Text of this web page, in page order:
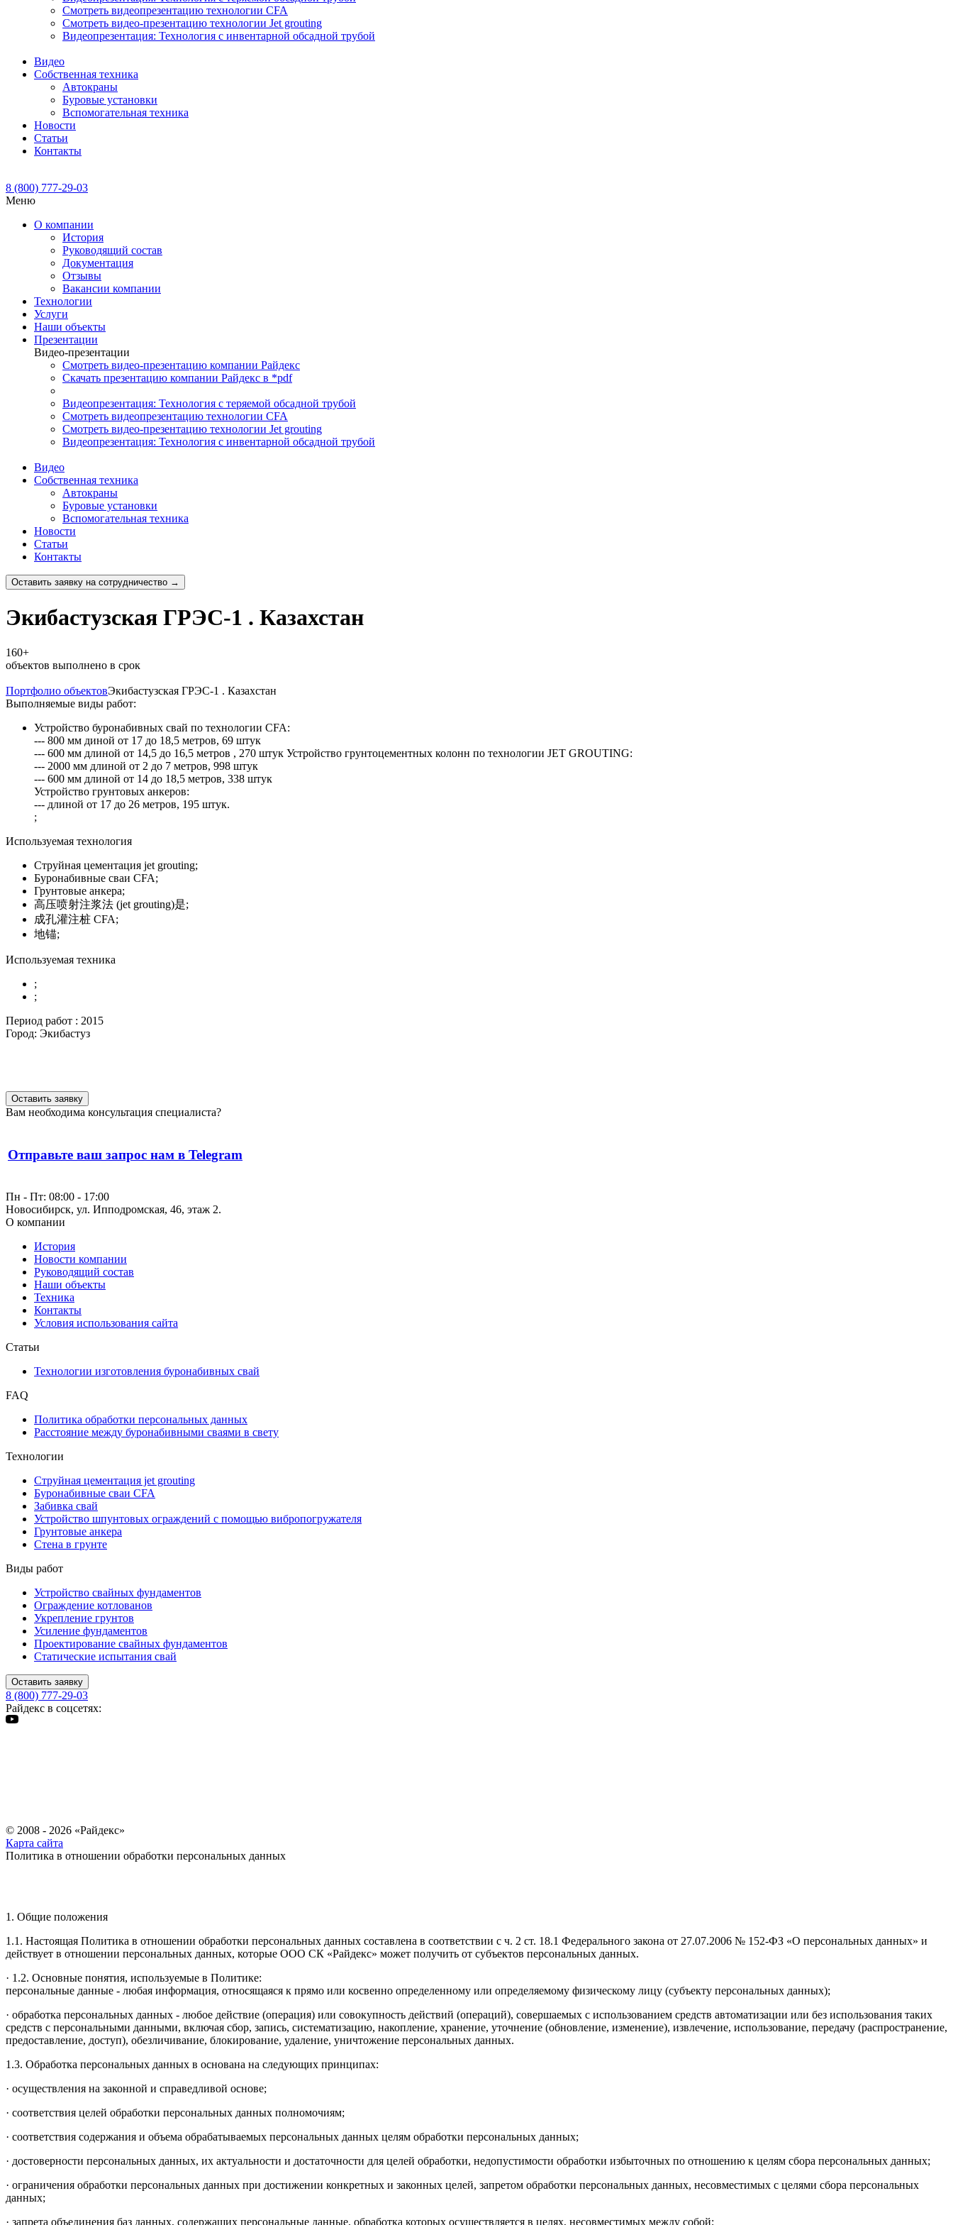
Смотреть видеопрезентацию технологии CFA
Смотреть видео-презентацию технологии Jet grouting
Видеопрезентация: Технология с инвентарной обсадной трубой
Видео
Собственная техника
Автокраны
Буровые установки
Вспомогательная техника
Новости
Статьи
Контакты
8 (800) 777-29-03
Меню
О компании
История
Руководящий состав
Документация
Отзывы
Вакансии компании
Технологии
Услуги
Наши объекты
Презентации
Видео-презентации
Смотреть видео-презентацию компании Райдекс
Скачать презентацию компании Райдекс в *pdf
Видеопрезентация: Технология с теряемой обсадной трубой
Смотреть видеопрезентацию технологии CFA
Смотреть видео-презентацию технологии Jet grouting
Видеопрезентация: Технология с инвентарной обсадной трубой
Видео
Собственная техника
Автокраны
Буровые установки
Вспомогательная техника
Новости
Статьи
Контакты
Оставить заявку на сотрудничество →
Экибастузская ГРЭС-1 . Казахстан
160+
объектов выполнено в срок
Портфолио объектовЭкибастузская ГРЭС-1 . Казахстан
Выполняемые виды работ:
Устройство буронабивных свай по технологии CFA:
--- 800 мм диной от 17 до 18,5 метров, 69 штук
--- 600 мм длиной от 14,5 до 16,5 метров , 270 штук Устройство грунтоцементных колонн по технологии JET GROUTING:
--- 2000 мм длиной от 2 до 7 метров, 998 штук
--- 600 мм длиной от 14 до 18,5 метров, 338 штук
Устройство грунтовых анкеров:
--- длиной от 17 до 26 метров, 195 штук.
;
Используемая технология
Струйная цементация jet grouting;
Буронабивные сваи CFA;
Грунтовые анкера;
高压喷射注浆法 (jet grouting)是;
成孔灌注桩 CFA;
地锚;
Используемая техника
;
;
Период работ : 2015
Город: Экибастуз
Оставить заявку
Вам необходима консультация специалиста?
Отправьте ваш запрос нам в Telegram
Пн - Пт: 08:00 - 17:00
Новосибирск, ул. Ипподромская, 46, этаж 2.
О компании
История
Новости компании
Руководящий состав
Наши объекты
Техника
Контакты
Условия использования сайта
Статьи
Технологии изготовления буронабивных свай
FAQ
Политика обработки персональных данных
Расстояние между буронабивными сваями в свету
Технологии
Струйная цементация jet grouting
Буронабивные сваи CFA
Забивка свай
Устройство шпунтовых ограждений с помощью вибропогружателя
Грунтовые анкера
Стена в грунте
Виды работ
Устройство свайных фундаментов
Ограждение котлованов
Укрепление грунтов
Усиление фундаментов
Проектирование свайных фундаментов
Статические испытания свай
Оставить заявку
8 (800) 777-29-03
Райдекс в соцсетях:
© 2008 - 2026 «Райдекс»
Карта сайта
Политика в отношении обработки персональных данных
1. Общие положения
1.1. Настоящая Политика в отношении обработки персональных данных составлена в соответствии с ч. 2 ст. 18.1 Федерального закона от 27.07.2006 № 152-ФЗ «О персональных данных» и
действует в отношении персональных данных, которые ООО СК «Райдекс» может получить от субъектов персональных данных.
· 1.2. Основные понятия, используемые в Политике:
персональные данные - любая информация, относящаяся к прямо или косвенно определенному или определяемому физическому лицу (субъекту персональных данных);
· обработка персональных данных - любое действие (операция) или совокупность действий (операций), совершаемых с использованием средств автоматизации или без использования таких
средств с персональными данными, включая сбор, запись, систематизацию, накопление, хранение, уточнение (обновление, изменение), извлечение, использование, передачу (распространение,
предоставление, доступ), обезличивание, блокирование, удаление, уничтожение персональных данных.
1.3. Обработка персональных данных в основана на следующих принципах:
· осуществления на законной и справедливой основе;
· соответствия целей обработки персональных данных полномочиям;
· соответствия содержания и объема обрабатываемых персональных данных целям обработки персональных данных;
· достоверности персональных данных, их актуальности и достаточности для целей обработки, недопустимости обработки избыточных по отношению к целям сбора персональных данных;
· ограничения обработки персональных данных при достижении конкретных и законных целей, запретом обработки персональных данных, несовместимых с целями сбора персональных
данных;
· запрета объединения баз данных, содержащих персональные данные, обработка которых осуществляется в целях, несовместимых между собой;